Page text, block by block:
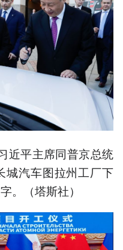
近平主席同普京总统
城汽车图拉州工厂下
。（塔斯社）